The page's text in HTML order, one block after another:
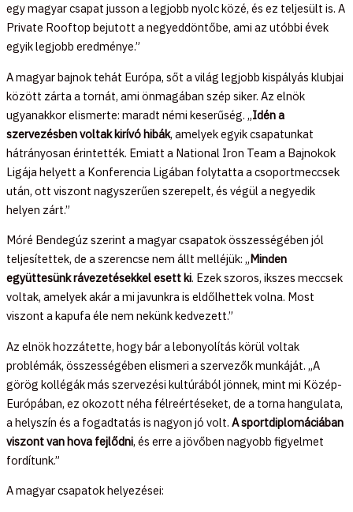
egy magyar csapat jusson a legjobb nyolc közé, és ez teljesült is. A
Private Rooftop bejutott a negyeddöntőbe, ami az utóbbi évek
egyik legjobb eredménye.”
A magyar bajnok tehát Európa, sőt a világ legjobb kispályás klubjai
között zárta a tornát, ami önmagában szép siker. Az elnök
ugyanakkor elismerte: maradt némi keserűség. „Idén a
szervezésben voltak kirívó hibák, amelyek egyik csapatunkat
hátrányosan érintették. Emiatt a National Iron Team a Bajnokok
Ligája helyett a Konferencia Ligában folytatta a csoportmeccsek
után, ott viszont nagyszerűen szerepelt, és végül a negyedik
helyen zárt.”
Móré Bendegúz szerint a magyar csapatok összességében jól
teljesítettek, de a szerencse nem állt melléjük: „Minden
együttesünk rávezetésekkel esett ki. Ezek szoros, ikszes meccsek
voltak, amelyek akár a mi javunkra is eldőlhettek volna. Most
viszont a kapufa éle nem nekünk kedvezett.”
Az elnök hozzátette, hogy bár a lebonyolítás körül voltak
problémák, összességében elismeri a szervezők munkáját. „A
görög kollégák más szervezési kultúrából jönnek, mint mi Közép-
Európában, ez okozott néha félreértéseket, de a torna hangulata,
a helyszín és a fogadtatás is nagyon jó volt. A sportdiplomáciában
viszont van hova fejlődni, és erre a jövőben nagyobb figyelmet
fordítunk.”
A magyar csapatok helyezései: